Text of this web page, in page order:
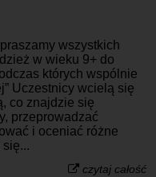
wszystkich
w wieku 9+ do
których wspólnie
Uczestnicy wcielą się
co znajdzie się
przeprowadzać
i oceniać różne
czytaj całość